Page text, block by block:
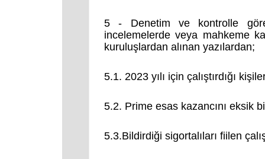
5 - Denetim ve kontrolle
incelemelerde veya mahkeme
kuruluşlardan alınan yazılardan;
5.1. 2023 yılı için çalıştırdığı
5.2. Prime esas kazancını eksik
5.3.Bildirdiği sigortalıları fiilen